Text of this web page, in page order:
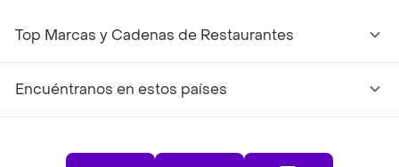
Top Marcas y Cadenas de Restaurantes
Encuéntranos en estos países